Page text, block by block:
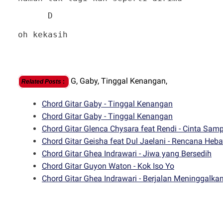
D
oh kekasih
Related Posts : G, Gaby, Tinggal Kenangan,
Chord Gitar Gaby - Tinggal Kenangan
Chord Gitar Gaby - Tinggal Kenangan
Chord Gitar Glenca Chysara feat Rendi - Cinta
Chord Gitar Geisha feat Dul Jaelani - Rencana
Chord Gitar Ghea Indrawari - Jiwa yang Bersedih
Chord Gitar Guyon Waton - Kok Iso Yo
Chord Gitar Ghea Indrawari - Berjalan